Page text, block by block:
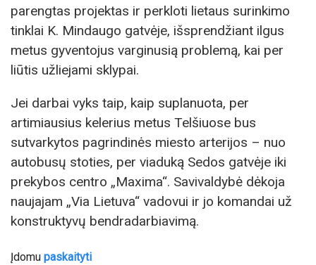
parengtas projektas ir perkloti lietaus surinkimo
tinklai K. Mindaugo gatvėje, išsprendžiant ilgus
metus gyventojus varginusią problemą, kai per
liūtis užliejami sklypai.
Jei darbai vyks taip, kaip suplanuota, per
artimiausius kelerius metus Telšiuose bus
sutvarkytos pagrindinės miesto arterijos – nuo
autobusų stoties, per viaduką Sedos gatvėje iki
prekybos centro „Maxima“. Savivaldybė dėkoja
naujajam „Via Lietuva“ vadovui ir jo komandai už
konstruktyvų bendradarbiavimą.
Įdomu paskaityti